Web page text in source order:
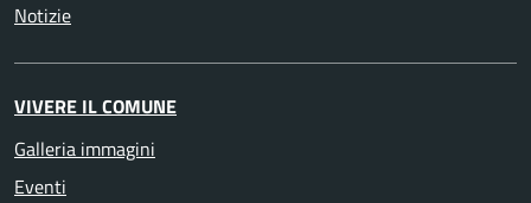
Notizie
VIVERE IL COMUNE
Galleria immagini
Eventi